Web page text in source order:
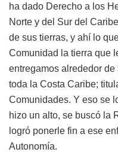
ha dado Derecho a los
Norte y del Sur del
de sus tierras, y ahí lo
Comunidad la tierra que
entregamos alrededor
toda la Costa Caribe;
Comunidades. Y eso se
hizo un alto, se buscó la
logró ponerle fin a ese
Autonomía.